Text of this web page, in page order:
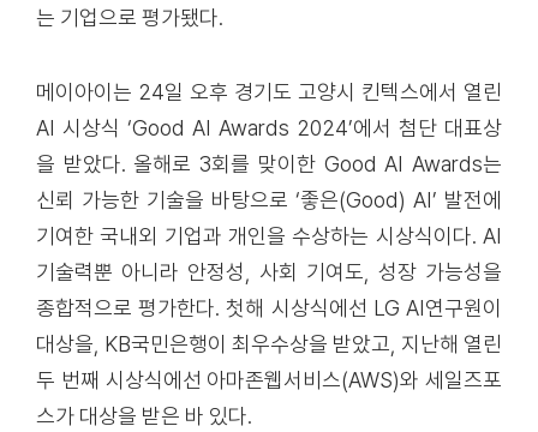
는 기업으로 평가됐다.
메이아이는 24일 오후 경기도 고양시 킨텍스에서 열린
AI 시상식 ‘Good AI Awards 2024’에서 첨단 대표상
을 받았다. 올해로 3회를 맞이한 Good AI Awards는
신뢰 가능한 기술을 바탕으로 ‘좋은(Good) AI’ 발전에
기여한 국내외 기업과 개인을 수상하는 시상식이다. AI
기술력뿐 아니라 안정성, 사회 기여도, 성장 가능성을
종합적으로 평가한다. 첫해 시상식에선 LG AI연구원이
대상을, KB국민은행이 최우수상을 받았고, 지난해 열린
두 번째 시상식에선 아마존웹서비스(AWS)와 세일즈포
스가 대상을 받은 바 있다.